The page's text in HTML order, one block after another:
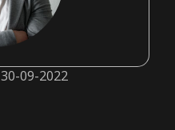
30-09-2022